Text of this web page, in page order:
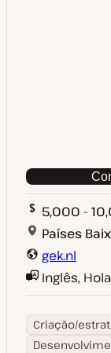
5,000 -
Países
gek.nl
Inglês,
Criação/